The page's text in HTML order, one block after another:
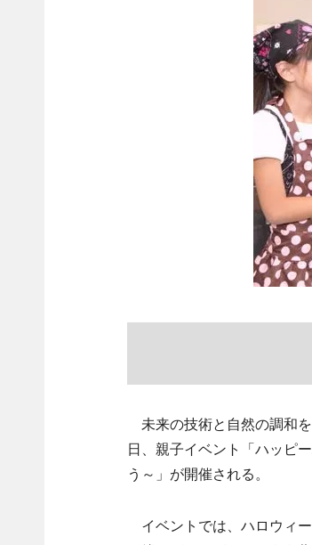
未来の技術と自然の調和
日、親子イベント「ハッピ
う～」が開催される。
イベントでは、ハロウィ